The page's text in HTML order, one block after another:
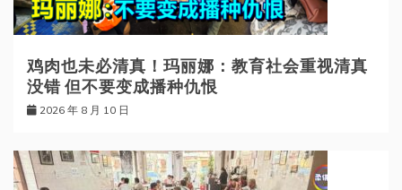
鸡肉也未必清真！玛丽娜：教育社会重视清真
没错 但不要变成播种仇恨
2026 年 8 月 10 日